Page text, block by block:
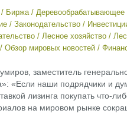
Биржа/ Деревообрабатывающее
/ Законодательство/
/ Лесное хозяйство/
Обзор мировых новостей/
заместитель
«Если наши подрядчики и
лизинга покупать что-
на мировом рынке